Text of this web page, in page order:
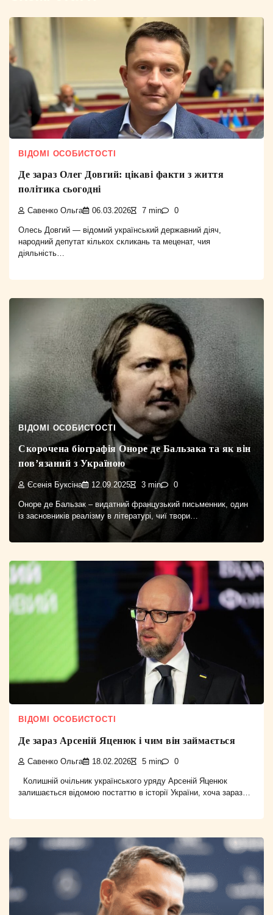
ВІДОМІ ОСОБИСТОСТІ
Де зараз Олег Довгий: цікаві факти з життя
політика сьогодні
Савенко Ольга 06.03.2026 7 min 0
Олесь Довгий — відомий український державний діяч,
народний депутат кількох скликань та меценат, чия
діяльність…
ВІДОМІ ОСОБИСТОСТІ
Скорочена біографія Оноре де Бальзака та як він
пов’язаний з Україною
Єсенія Буксіна 12.09.2025 3 min 0
Оноре де Бальзак – видатний французький письменник, один
із засновників реалізму в літературі, чиї твори…
ВІДОМІ ОСОБИСТОСТІ
Де зараз Арсеній Яценюк і чим він займається
Савенко Ольга 18.02.2026 5 min 0
Колишній очільник українського уряду Арсеній Яценюк
залишається відомою постаттю в історії України, хоча зараз…